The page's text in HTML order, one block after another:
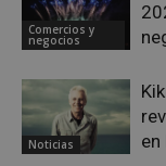
Comercios y
negocios
Noticias